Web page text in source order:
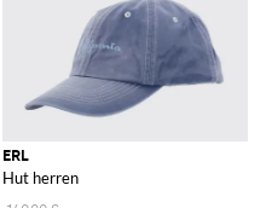
ERL
Hut herren